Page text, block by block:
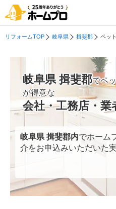
リフォームTOP 岐阜県 揖斐郡 ペッ
岐阜県 揖斐郡でペ
が得意な
会社・工務店・業
岐阜県 揖斐郡内でホーム
介をお申込みいただいた